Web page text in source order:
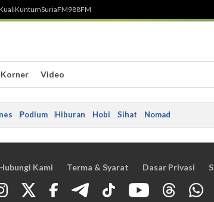
KuntumSuriaFM988FM
Video
Podium Hiburan Hobi Sihat Nomad
Kami Terma & Syarat Dasar Privasi